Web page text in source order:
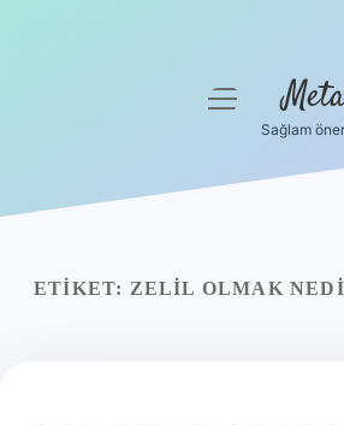
Yasal Uyarı
menüyü
Sağlam
ETIKET: ZELIL OLMAK